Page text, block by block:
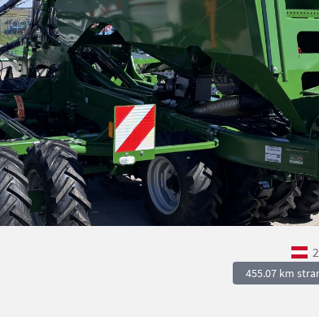
455.07 km